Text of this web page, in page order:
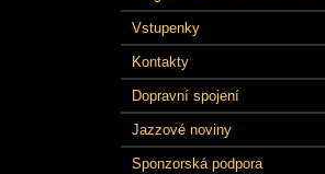
Vstupenky
Kontakty
Dopravní spojení
Jazzové noviny
Sponzorská podpora